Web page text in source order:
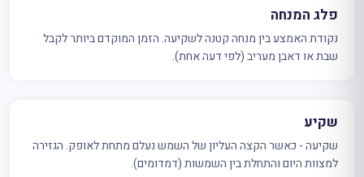
פלג המנחה
נקודת האמצע בין מנחה קטנה לשקיעה. הזמן המוקדם ביותר לקבל
שבת או דאבן מעריב (לפי דעה אחת).
שקיע
שקיעה - כאשר הקצה העליון של השמש נעלם מתחת לאופק. הגזירה
למצוות היום והתחלת בין השמשות (דמדומים).